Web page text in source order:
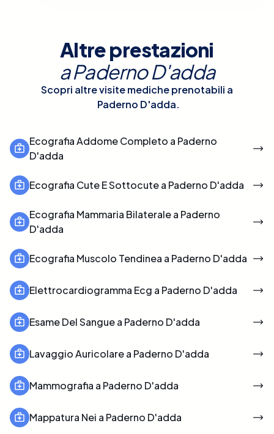
Altre prestazioni
aPaderno D'adda
Scopri altre visite mediche prenotabili a
Paderno D'adda.
Ecografia Addome Completo a Paderno
D'adda
Ecografia Cute E Sottocute a Paderno D'adda
Ecografia Mammaria Bilaterale a Paderno
D'adda
Ecografia Muscolo Tendinea a Paderno D'adda
Elettrocardiogramma Ecg a Paderno D'adda
Esame Del Sangue a Paderno D'adda
Lavaggio Auricolare a Paderno D'adda
Mammografia a Paderno D'adda
Mappatura Nei a Paderno D'adda